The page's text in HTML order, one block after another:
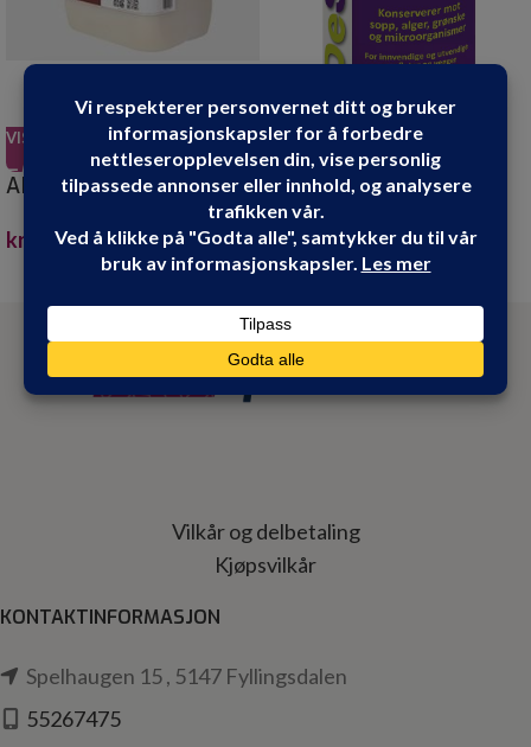
VIS PRODUKT
ANTI GRAFFITI 25L
kr 7,999.90
VIS PRODUKT
DESALIN AM SOPP OG
ALGEFJERNER 0,75
kr299.00
Vilkår og delbetaling
Kjøpsvilkår
KONTAKTINFORMASJON
Spelhaugen 15 , 5147 Fyllingsdalen
55267475